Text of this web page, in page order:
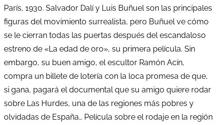
París, 1930. Salvador Dalí y Luis Buñuel son las principales
figuras del movimiento surrealista, pero Buñuel ve cómo
se le cierran todas las puertas después del escandaloso
estreno de «La edad de oro», su primera película. Sin
embargo, su buen amigo, el escultor Ramón Acín,
compra un billete de lotería con la loca promesa de que,
si gana, pagará el documental que su amigo quiere rodar
sobre Las Hurdes, una de las regiones más pobres y
olvidadas de España… Película sobre el rodaje en la región